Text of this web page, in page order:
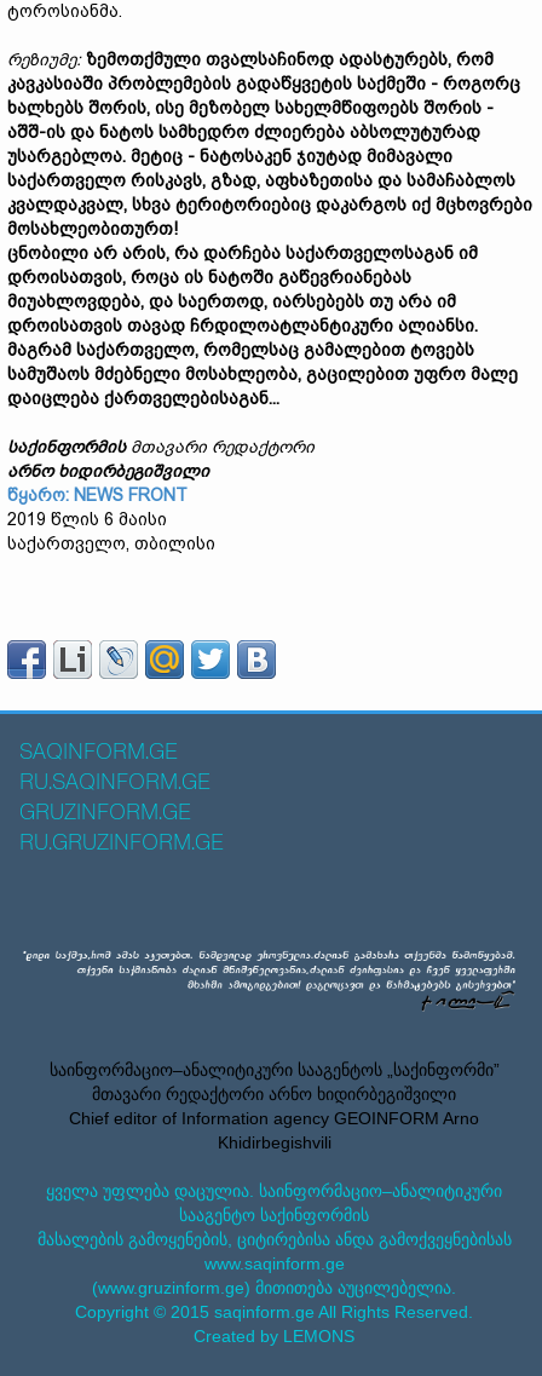
ტოროსიანმა.
რეზიუმე: ზემოთქმული თვალსაჩინოდ ადასტურებს, რომ
კავკასიაში პრობლემების გადაწყვეტის საქმეში - როგორც
ხალხებს შორის, ისე მეზობელ სახელმწიფოებს შორის -
აშშ-ის და ნატოს სამხედრო ძლიერება აბსოლუტურად
უსარგებლოა. მეტიც - ნატოსაკენ ჯიუტად მიმავალი
საქართველო რისკავს, გზად, აფხაზეთისა და სამაჩაბლოს
კვალდაკვალ, სხვა ტერიტორიებიც დაკარგოს იქ მცხოვრები
მოსახლეობითურთ!
ცნობილი არ არის, რა დარჩება საქართველოსაგან იმ
დროისათვის, როცა ის ნატოში გაწევრიანებას
მიუახლოვდება, და საერთოდ, იარსებებს თუ არა იმ
დროისათვის თავად ჩრდილოატლანტიკური ალიანსი.
მაგრამ საქართველო, რომელსაც გამალებით ტოვებს
სამუშაოს მძებნელი მოსახლეობა, გაცილებით უფრო მალე
დაიცლება ქართველებისაგან...
საქინფორმისმთავარი რედაქტორი
არნო ხიდირბეგიშვილი
წყარო: NEWS FRONT
2019 წლის 6 მაისი
საქართველო, თბილისი
SAQINFORM.GE
RU.SAQINFORM.GE
GRUZINFORM.GE
RU.GRUZINFORM.GE
საინფორმაციო–ანალიტიკური სააგენტოს „საქინფორმი”
მთავარი რედაქტორი არნო ხიდირბეგიშვილი
Chief editor of Information agency GEOINFORM Arno
Khidirbegishvili
ყველა უფლება დაცულია. საინფორმაციო–ანალიტიკური
სააგენტო საქინფორმის
მასალების გამოყენების, ციტირებისა ანდა გამოქვეყნებისას
www.saqinform.ge
(www.gruzinform.ge) მითითება აუცილებელია.
Copyright © 2015 saqinform.ge All Rights Reserved.
Created by LEMONS